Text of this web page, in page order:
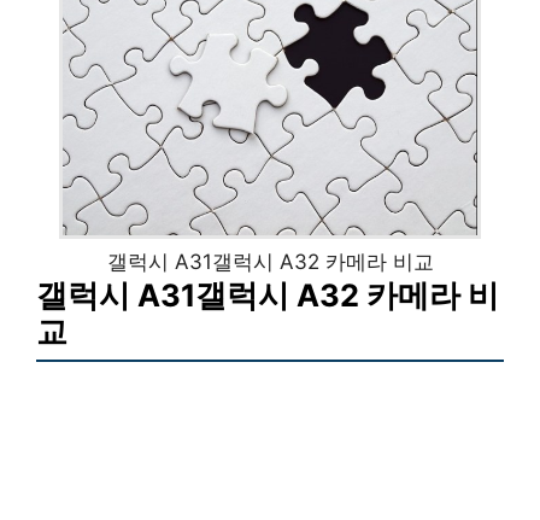
갤럭시 A31갤럭시 A32 카메라 비교
갤럭시 A31갤럭시 A32 카메라 비
교